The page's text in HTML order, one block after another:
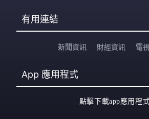
有用連結
新聞資訊 財經資訊 電
App 應用程式
點擊下載app應用程